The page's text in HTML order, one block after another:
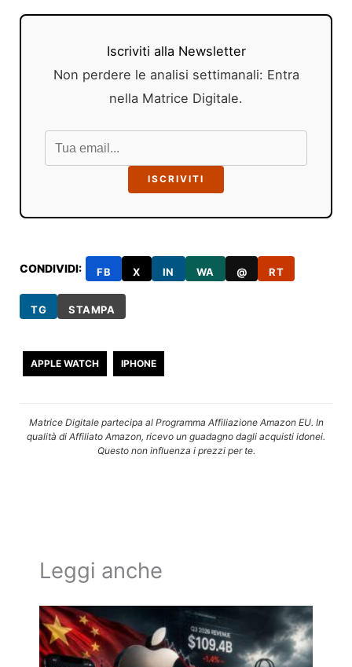
Iscriviti alla Newsletter
Non perdere le analisi settimanali: Entra
nella Matrice Digitale.
ISCRIVITI
CONDIVIDI: FB X IN WA @ RT
TG STAMPA
APPLE WATCH IPHONE
Matrice Digitale partecipa al Programma Affiliazione Amazon EU. In
qualità di Affiliato Amazon, ricevo un guadagno dagli acquisti idonei.
Questo non influenza i prezzi per te.
Leggi anche